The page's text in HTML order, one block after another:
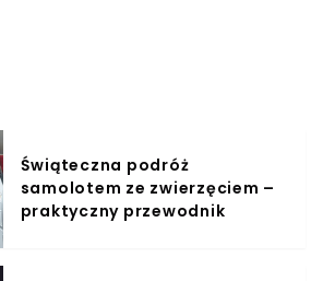
Świąteczna podróż
samolotem ze zwierzęciem –
praktyczny przewodnik